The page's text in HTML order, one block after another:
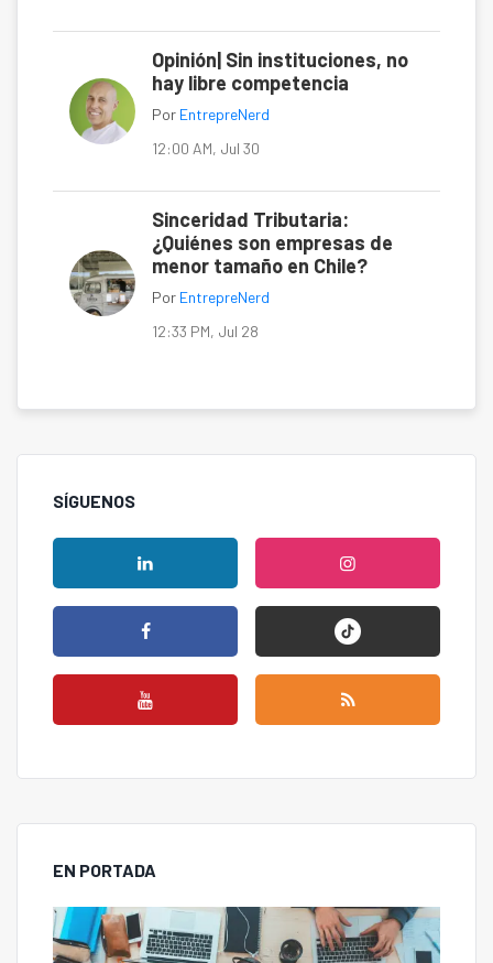
Opinión| Sin instituciones, no
hay libre competencia
Por EntrepreNerd
12:00 AM, Jul 30
Sinceridad Tributaria:
¿Quiénes son empresas de
menor tamaño en Chile?
Por EntrepreNerd
12:33 PM, Jul 28
SÍGUENOS
EN PORTADA